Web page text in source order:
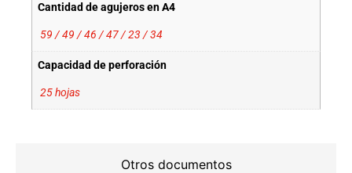
Otros documentos
Cantidad de agujeros en A4
59 / 49 / 46 / 47 / 23 / 34
Capacidad de perforación
25 hojas